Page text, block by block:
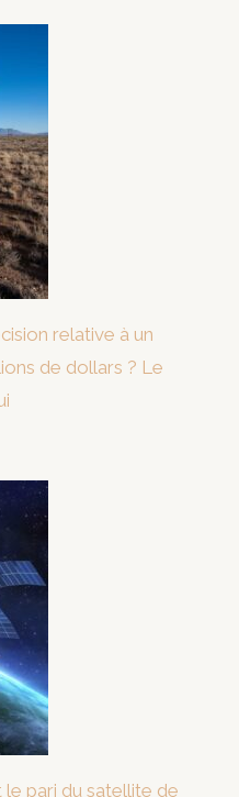
relative à un
de dollars ? Le
pari du satellite de